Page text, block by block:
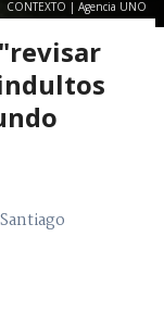
CONTEXTO | Agencia UNO